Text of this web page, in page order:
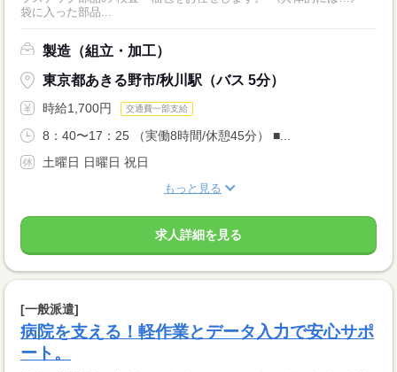
袋に入った部品...
製造（組立・加工）
東京都あきる野市/秋川駅（バス 5分）
時給1,700円 交通費一部支給
8：40〜17：25 （実働8時間/休憩45分） ■...
土曜日 日曜日 祝日
もっと見る
求人詳細を見る
[一般派遣]
病院を支える！軽作業とデータ入力で安心サポ
ート。